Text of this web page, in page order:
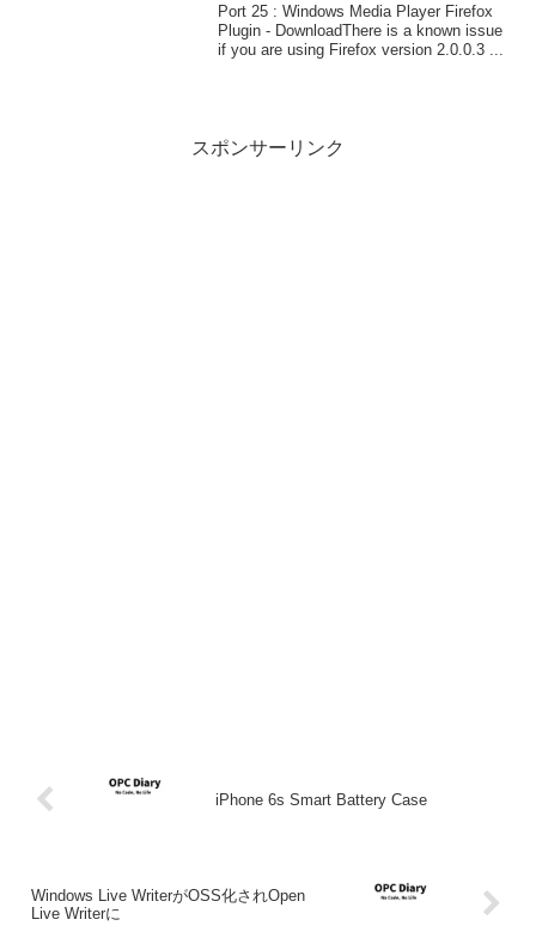
Port 25 : Windows Media Player Firefox
Plugin - DownloadThere is a known issue
if you are using Firefox version 2.0.0.3 ...
スポンサーリンク
iPhone 6s Smart Battery Case
Windows Live WriterがOSS化されOpen
Live Writerに